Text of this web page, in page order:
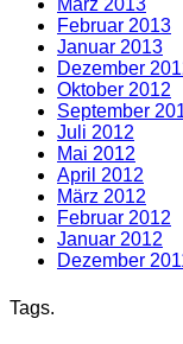
März 2013
Februar 2013
Januar 2013
Dezember
Oktober 2012
September
Juli 2012
Mai 2012
April 2012
März 2012
Februar 2012
Januar 2012
Dezember
Tags.